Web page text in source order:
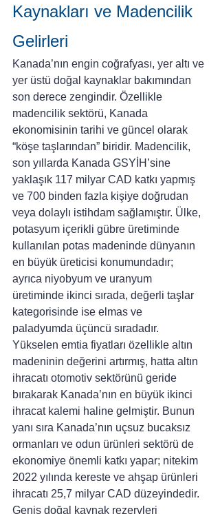
Kaynakları ve Madencilik
Gelirleri
Kanada’nın engin coğrafyası, yer altı ve
yer üstü doğal kaynaklar bakımından
son derece zengindir. Özellikle
madencilik sektörü, Kanada
ekonomisinin tarihi ve güncel olarak
“köşe taşlarından” biridir. Madencilik,
son yıllarda Kanada GSYİH’sine
yaklaşık 117 milyar CAD katkı yapmış
ve 700 binden fazla kişiye doğrudan
veya dolaylı istihdam sağlamıştır. Ülke,
potasyum içerikli gübre üretiminde
kullanılan potas madeninde dünyanın
en büyük üreticisi konumundadır;
ayrıca niyobyum ve uranyum
üretiminde ikinci sırada, değerli taşlar
kategorisinde ise elmas ve
paladyumda üçüncü sıradadır.
Yükselen emtia fiyatları özellikle altın
madeninin değerini artırmış, hatta altın
ihracatı otomotiv sektörünü geride
bırakarak Kanada’nın en büyük ikinci
ihracat kalemi haline gelmiştir. Bunun
yanı sıra Kanada’nın uçsuz bucaksız
ormanları ve odun ürünleri sektörü de
ekonomiye önemli katkı yapar; nitekim
2022 yılında kereste ve ahşap ürünleri
ihracatı 25,7 milyar CAD düzeyindedir.
Geniş doğal kaynak rezervleri